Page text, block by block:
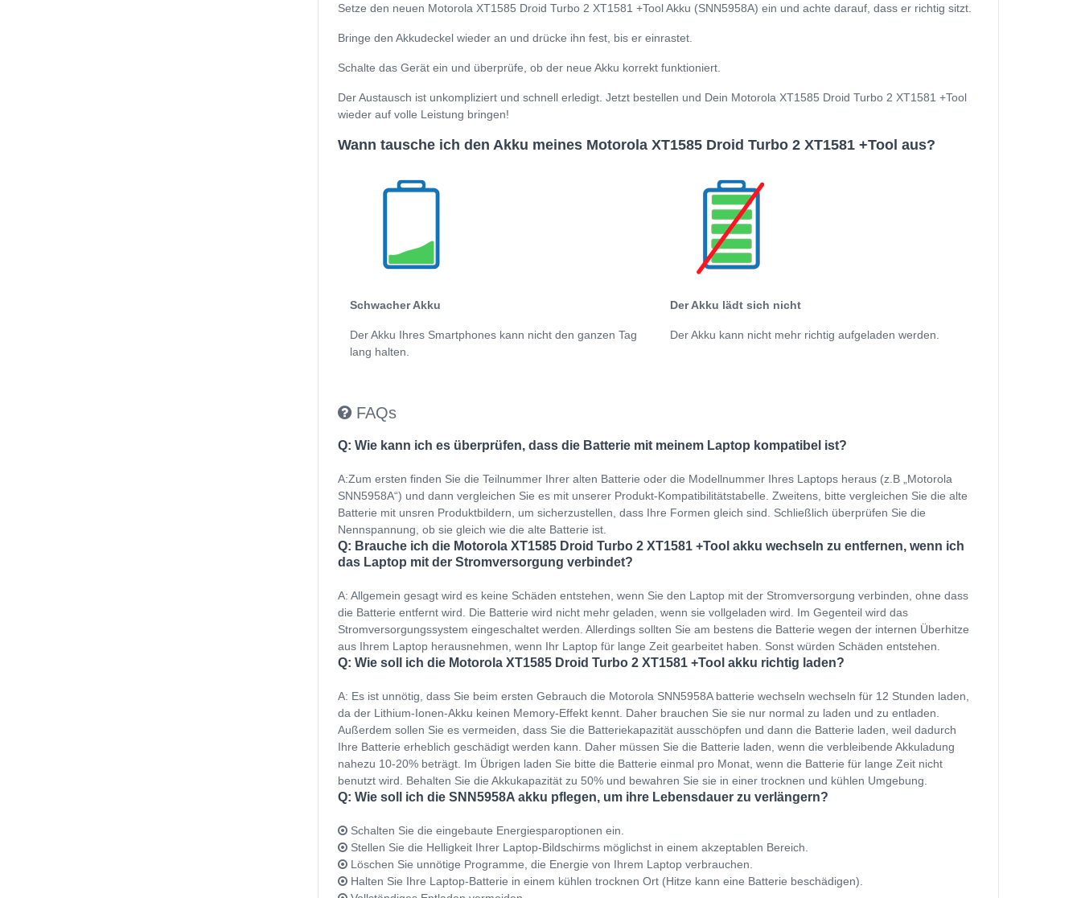
Setze den neuen Motorola XT1585 Droid Turbo 2 XT1581 +Tool Akku (SNN5958A) ein und achte darauf, dass er richtig sitzt.
Bringe den Akkudeckel wieder an und drücke ihn fest, bis er einrastet.
Schalte das Gerät ein und überprüfe, ob der neue Akku korrekt funktioniert.
Der Austausch ist unkompliziert und schnell erledigt. Jetzt bestellen und Dein Motorola XT1585 Droid Turbo 2 XT1581 +Tool
wieder auf volle Leistung bringen!
Wann tausche ich den Akku meines Motorola XT1585 Droid Turbo 2 XT1581 +Tool aus?
Schwacher Akku
Der Akku Ihres Smartphones kann nicht den ganzen Tag
lang halten.
Der Akku lädt sich nicht
Der Akku kann nicht mehr richtig aufgeladen werden.
FAQs
Q: Wie kann ich es überprüfen, dass die Batterie mit meinem Laptop kompatibel ist?
A:Zum ersten finden Sie die Teilnummer Ihrer alten Batterie oder die Modellnummer Ihres Laptops heraus (z.B „Motorola
SNN5958A“) und dann vergleichen Sie es mit unserer Produkt-Kompatibilitätstabelle. Zweitens, bitte vergleichen Sie die alte
Batterie mit unsren Produktbildern, um sicherzustellen, dass Ihre Formen gleich sind. Schließlich überprüfen Sie die
Nennspannung, ob sie gleich wie die alte Batterie ist.
Q: Brauche ich die Motorola XT1585 Droid Turbo 2 XT1581 +Tool akku wechseln zu entfernen, wenn ich
das Laptop mit der Stromversorgung verbindet?
A: Allgemein gesagt wird es keine Schäden entstehen, wenn Sie den Laptop mit der Stromversorgung verbinden, ohne dass
die Batterie entfernt wird. Die Batterie wird nicht mehr geladen, wenn sie vollgeladen wird. Im Gegenteil wird das
Stromversorgungssystem eingeschaltet werden. Allerdings sollten Sie am bestens die Batterie wegen der internen Überhitze
aus Ihrem Laptop herausnehmen, wenn Ihr Laptop für lange Zeit gearbeitet haben. Sonst würden Schäden entstehen.
Q: Wie soll ich die Motorola XT1585 Droid Turbo 2 XT1581 +Tool akku richtig laden?
A: Es ist unnötig, dass Sie beim ersten Gebrauch die Motorola SNN5958A batterie wechseln wechseln für 12 Stunden laden,
da der Lithium-Ionen-Akku keinen Memory-Effekt kennt. Daher brauchen Sie sie nur normal zu laden und zu entladen.
Außerdem sollen Sie es vermeiden, dass Sie die Batteriekapazität ausschöpfen und dann die Batterie laden, weil dadurch
Ihre Batterie erheblich geschädigt werden kann. Daher müssen Sie die Batterie laden, wenn die verbleibende Akkuladung
nahezu 10-20% beträgt. Im Übrigen laden Sie bitte die Batterie einmal pro Monat, wenn die Batterie für lange Zeit nicht
benutzt wird. Behalten Sie die Akkukapazität zu 50% und bewahren Sie sie in einer trocknen und kühlen Umgebung.
Q: Wie soll ich die SNN5958A akku pflegen, um ihre Lebensdauer zu verlängern?
Schalten Sie die eingebaute Energiesparoptionen ein.
Stellen Sie die Helligkeit Ihrer Laptop-Bildschirms möglichst in einem akzeptablen Bereich.
Löschen Sie unnötige Programme, die Energie von Ihrem Laptop verbrauchen.
Halten Sie Ihre Laptop-Batterie in einem kühlen trocknen Ort (Hitze kann eine Batterie beschädigen).